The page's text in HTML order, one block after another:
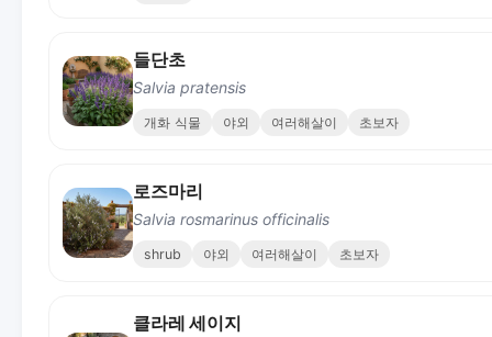
들단초
Salvia pratensis
개화 식물 야외 여러해살이 초보자
로즈마리
Salvia rosmarinus officinalis
shrub 야외 여러해살이 초보자
클라레 세이지